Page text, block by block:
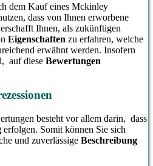
dem Kauf eines Mckinley
dass von Ihnen erworbene
Ihnen, als zukünftigen
Eigenschaften zu erfahren, welche
erwähnt werden. Insofern
auf diese Bewertungen
besteht vor allem darin, dass
erfolgen. Somit können Sie sich
und zuverlässige Beschreibung